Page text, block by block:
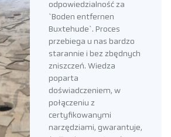
odpowiedzialność za
`Boden entfernen
Buxtehude`. Proces
przebiega u nas bardzo
starannie i bez zbędnych
zniszczeń. Wiedza
poparta
doświadczeniem, w
połączeniu z
certyfikowanymi
narzędziami, gwarantuje,